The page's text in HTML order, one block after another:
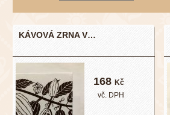
KÁVOVÁ ZRNA V…
168 Kč
vč. DPH